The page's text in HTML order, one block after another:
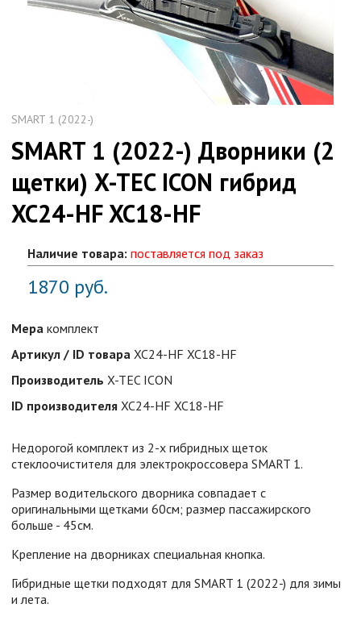
SMART 1 (2022-)
SMART 1 (2022-) Дворники (2
щетки) X-TEC ICON гибрид
XC24-HF XC18-HF
Наличие товара: поставляется под заказ
1870 руб.
Мера комплект
Артикул / ID товара XC24-HF XC18-HF
Производитель X-TEC ICON
ID производителя XC24-HF XC18-HF
Недорогой комплект из 2-х гибридных щеток
стеклоочистителя для электрокроссовера SMART 1.
Размер водительского дворника совпадает с
оригинальными щетками 60см; размер пассажирского
больше - 45см.
Крепление на дворниках специальная кнопка.
Гибридные щетки подходят для SMART 1 (2022-) для зимы
и лета.